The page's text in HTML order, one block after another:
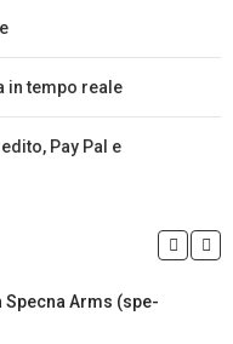
in tempo reale
Pay Pal e
Specna Arms (spe-